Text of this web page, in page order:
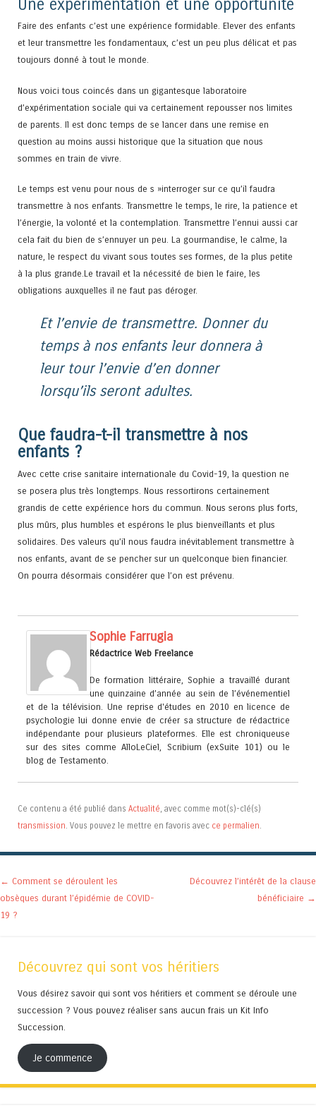
Une expérimentation et une opportunité
Faire des enfants c’est une expérience formidable. Elever des enfants
et leur transmettre les fondamentaux, c’est un peu plus délicat et pas
toujours donné à tout le monde.
Nous voici tous coincés dans un gigantesque laboratoire
d’expérimentation sociale qui va certainement repousser nos limites
de parents. Il est donc temps de se lancer dans une remise en
question au moins aussi historique que la situation que nous
sommes en train de vivre.
Le temps est venu pour nous de s »interroger sur ce qu’il faudra
transmettre à nos enfants. Transmettre le temps, le rire, la patience et
l’énergie, la volonté et la contemplation. Transmettre l’ennui aussi car
cela fait du bien de s’ennuyer un peu. La gourmandise, le calme, la
nature, le respect du vivant sous toutes ses formes, de la plus petite
à la plus grande.Le travail et la nécessité de bien le faire, les
obligations auxquelles il ne faut pas déroger.
Et l’envie de transmettre. Donner du
temps à nos enfants leur donnera à
leur tour l’envie d’en donner
lorsqu’ils seront adultes.
Que faudra-t-il transmettre à nos
enfants ?
Avec cette crise sanitaire internationale du Covid-19, la question ne
se posera plus très longtemps. Nous ressortirons certainement
grandis de cette expérience hors du commun. Nous serons plus forts,
plus mûrs, plus humbles et espérons le plus bienveillants et plus
solidaires. Des valeurs qu’il nous faudra inévitablement transmettre à
nos enfants, avant de se pencher sur un quelconque bien financier.
On pourra désormais considérer que l’on est prévenu.
Sophie Farrugia
Rédactrice Web Freelance
De formation littéraire, Sophie a travaillé durant
une quinzaine d’année au sein de l’événementiel
et de la télévision. Une reprise d'études en 2010 en licence de
psychologie lui donne envie de créer sa structure de rédactrice
indépendante pour plusieurs plateformes. Elle est chroniqueuse
sur des sites comme AlloLeCiel, Scribium (exSuite 101) ou le
blog de Testamento.
Ce contenu a été publié dans Actualité, avec comme mot(s)-clé(s)
transmission. Vous pouvez le mettre en favoris avec ce permalien.
Navigation des articles
← Comment se déroulent les
obsèques durant l’épidémie de COVID-
19 ?
Découvrez l’intérêt de la clause
bénéficiaire →
Découvrez qui sont vos héritiers
Vous désirez savoir qui sont vos héritiers et comment se déroule une
succession ? Vous pouvez réaliser sans aucun frais un Kit Info
Succession.
Je commence